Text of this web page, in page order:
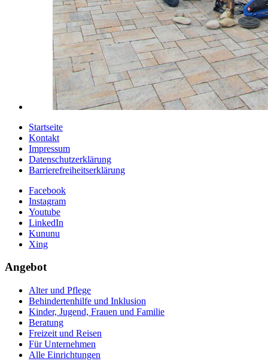
Startseite
Kontakt
Impressum
Datenschutzerklärung
Barrierefreiheitserklärung
Facebook
Instagram
Youtube
LinkedIn
Kununu
Xing
Angebot
Alter und Pflege
Behindertenhilfe und Inklusion
Kinder, Jugend, Frauen und Familie
Beratung
Freizeit und Reisen
Für Unternehmen
Alle Einrichtungen